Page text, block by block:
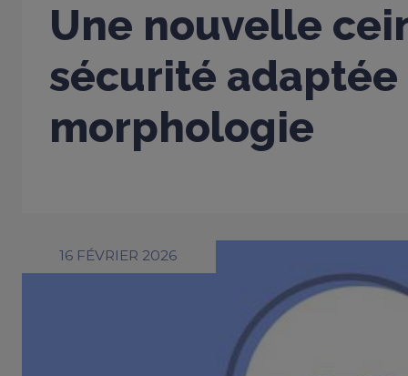
Une nouvelle
sécurité adaptée
morphologie
16 FÉVRIER 2026